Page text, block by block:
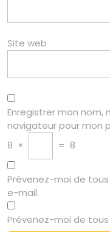
Site web
Enregistrer mon
navigateur pour mon
8 × = 8
Prévenez-moi de
e-mail.
Prévenez-moi de